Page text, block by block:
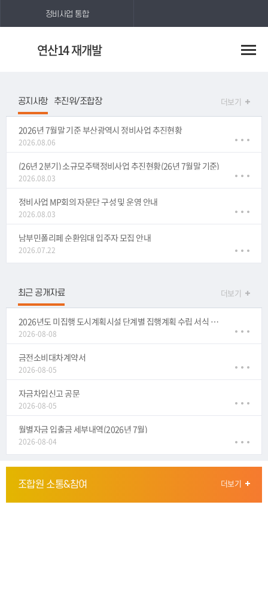
정비사업 통합
연산14 재개발
공지사항
2026년 7월말 기준 부산광역시 정비사업 추진현황
2026.08.06
(26년 2분기) 소규모주택정비사업 추진현황(26년 7월말 기준)
2026.08.03
정비사업 MP회의 자문단 구성 및 운영 안내
2026.08.03
남부민폴리페 순환임대 입주자 모집 안내
2026.07.22
더보기
추진위/조합장
최근 공개자료
2026년도 미집행 도시계획시설 단계별 집행계획 수립 서식 제출 요청
2026-08-08
금전소비대차계약서
2026-08-05
자금차입신고 공문
2026-08-05
월별자금 입출금 세부내역(2026년 7월)
2026-08-04
더보기
조합원 소통&참여 더보기